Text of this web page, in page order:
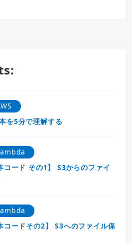
を5分で理解する
コード その1】 S3からのファイ
コードその2】 S3へのファイル保